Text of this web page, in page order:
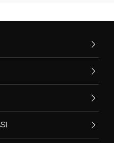
serinlik deneyimi
kullanımı için farklı